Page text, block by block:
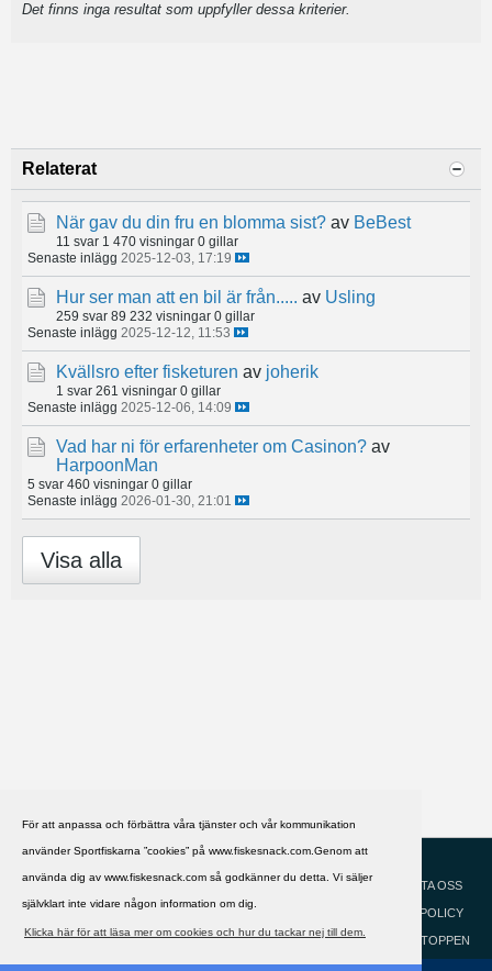
För att anpassa och förbättra våra tjänster och vår kommunikation
använder Sportfiskarna ”cookies” på www.fiskesnack.com.Genom att
använda dig av www.fiskesnack.com så godkänner du detta. Vi säljer
självklart inte vidare någon information om dig.
Klicka här för att läsa mer om cookies och hur du tackar nej till dem.
Det finns inga resultat som uppfyller dessa kriterier.
Relaterat
När gav du din fru en blomma sist? av BeBest
11 svar 1 470 visningar 0 gillar
Senaste inlägg 2025-12-03, 17:19
Hur ser man att en bil är från..... av Usling
259 svar 89 232 visningar 0 gillar
Senaste inlägg 2025-12-12, 11:53
Kvällsro efter fisketuren av joherik
1 svar 261 visningar 0 gillar
Senaste inlägg 2025-12-06, 14:09
Vad har ni för erfarenheter om Casinon? av
HarpoonMan
5 svar 460 visningar 0 gillar
Senaste inlägg 2026-01-30, 21:01
Visa alla
HJÄLP
KONTAKTA OSS
COOKIEPOLICY
GÅ TILL TOPPEN